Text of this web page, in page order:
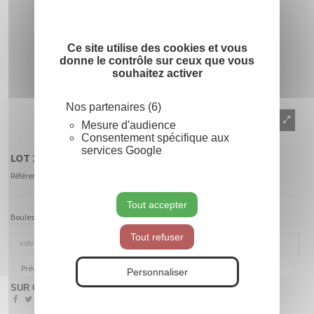
Ce site utilise des cookies et vous
donne le contrôle sur ceux que vous
souhaitez activer
Nos partenaires (6)
Mesure d'audience
Consentement spécifique aux
services Google
Tout accepter
Tout refuser
Personnaliser
LOT 12 BOULES Ø12 CM ROUGE
Référence
Boules Rouge diam. 6 cm Boîte de 12
Prévenez-moi lorsque le produit est disponible
SUR COMMANDE